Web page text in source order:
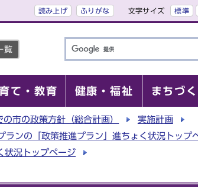
読み上げ ふりがな 文字サイズ 標準
覧
て・教育 健康・福祉 まちづく
の市の政策方針（総合計画）
実施計画​
ランの「政策推進プラン」進ちょく状況トップ
状況トップページ